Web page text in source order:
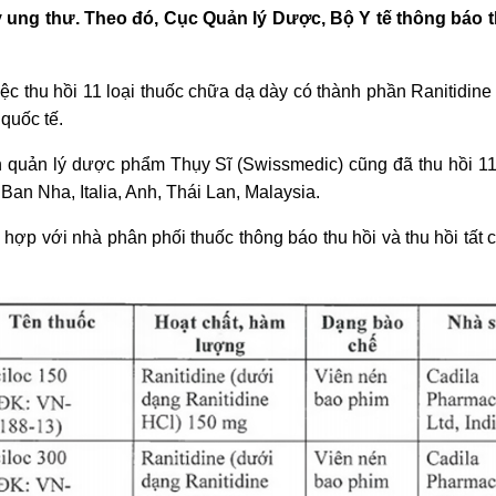
thư. Theo đó, Cục Quản lý Dược, Bộ Y tế thông
hồi 11 loại thuốc chữa dạ dày có thành phần
tế.
lý dược phẩm Thụy Sĩ (Swissmedic) cũng đã thu hồi
Nha, Italia, Anh, Thái Lan, Malaysia.
với nhà phân phối thuốc thông báo thu hồi và thu hồi